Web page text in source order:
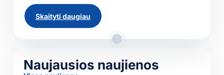
Skaityti daugiau
Naujausios naujienos